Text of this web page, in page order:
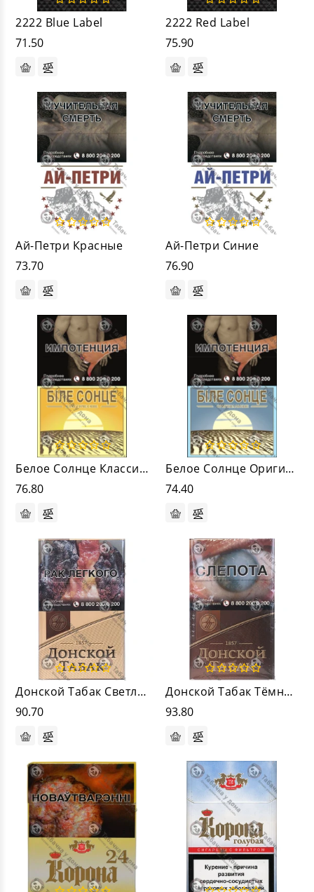
2222 Blue Label
71.50
2222 Red Label
75.90
Ай-Петри Красные
73.70
Ай-Петри Синие
76.90
Белое Солнце Классические
76.80
Белое Солнце Оригинальные
74.40
Донской Табак Светлый
90.70
Донской Табак Тёмный
93.80